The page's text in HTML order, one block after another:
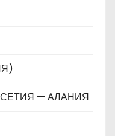
— АЛАНИЯ